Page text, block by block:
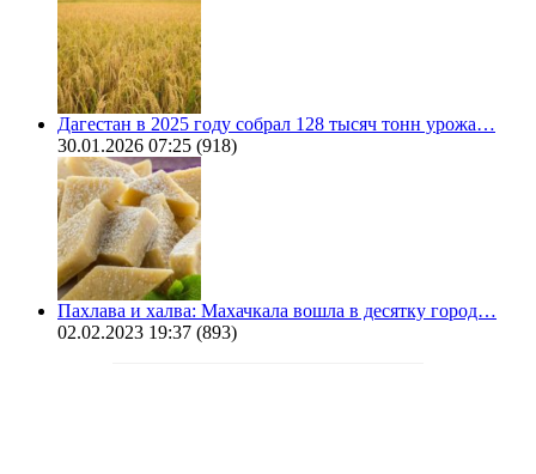
Дагестан в 2025 году собрал 128 тысяч тонн урожа…
30.01.2026 07:25 (918)
Пахлава и халва: Махачкала вошла в десятку город…
02.02.2023 19:37 (893)